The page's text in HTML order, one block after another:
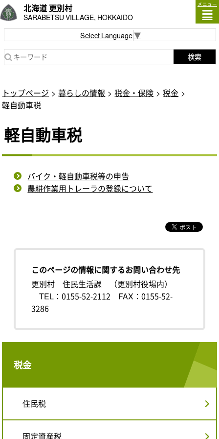
北海道 更別村
SARABETSU VILLAGE, HOKKAIDO
メニュー
Select Language▼
検索
トップページ 暮らしの情報 税金・保険
税金
軽自動車税
軽自動車税
バイク・軽自動車税等の申告
農耕作業用トレーラの登録について
このページの情報に関するお問い合わせ先
更別村 住民生活課 （更別村役場内）
TEL：0155-52-2112
FAX：0155-52-
3286
税金
住民税
固定資産税